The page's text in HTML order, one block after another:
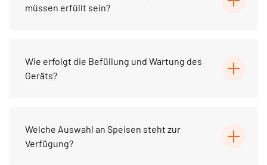
müssen erfüllt sein?
Wie erfolgt die Befüllung und Wartung des
Geräts?
Welche Auswahl an Speisen steht zur
Verfügung?